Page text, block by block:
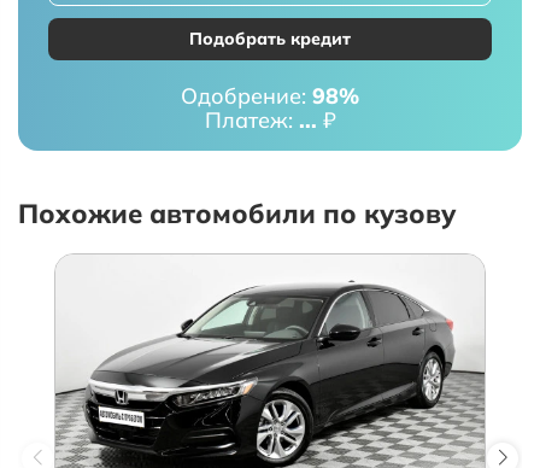
Подобрать кредит
Одобрение: 98%
Платеж: ... ₽
Похожие автомобили по кузову